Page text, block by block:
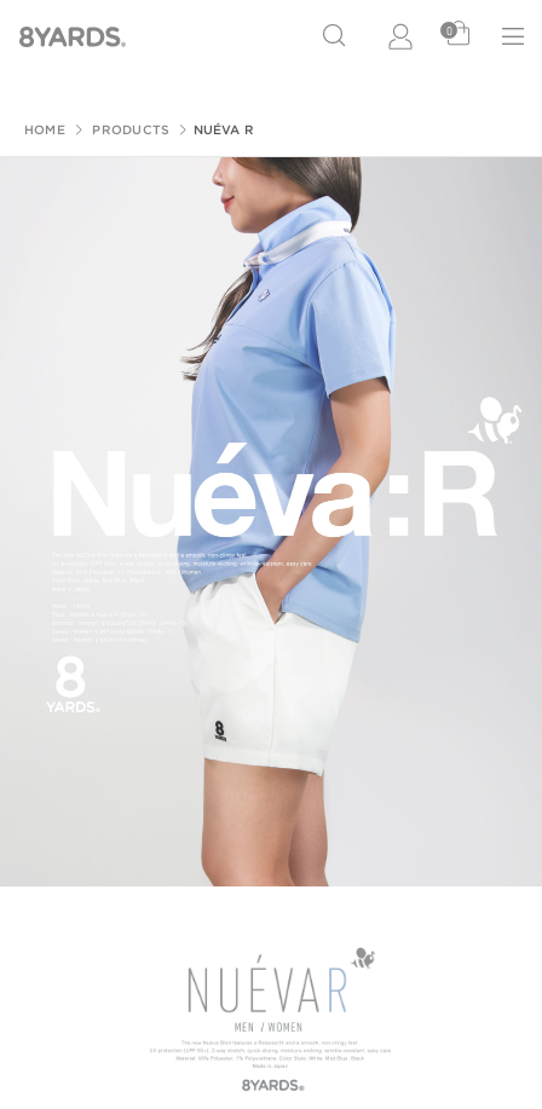
0
HOME PRODUCTS NUÉVA R